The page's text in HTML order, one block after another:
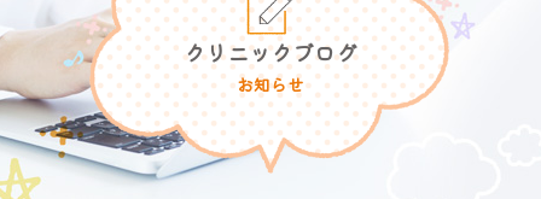
クリニックブログ
お知らせ